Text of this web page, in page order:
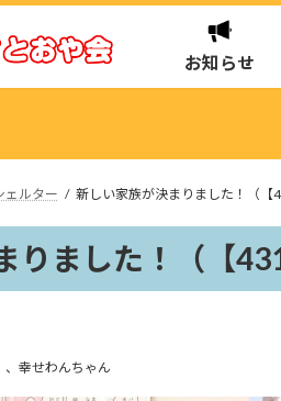
お知らせ
ェルター 新しい家族が決まりました！（【
りました！（【
、 幸せわんちゃん